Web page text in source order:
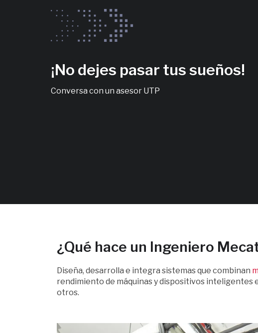
¡No dejes pasar tus sueños!
Conversa con un asesor UTP
¿Qué hace un Ingeniero
Diseña, desarrolla e integra sistemas que combinan
rendimiento de máquinas y dispositivos inteligentes
otros.